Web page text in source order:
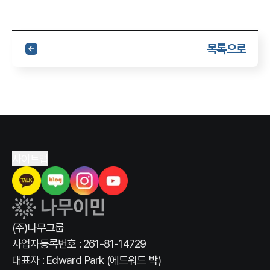
목록으로
(주)나무그룹
사업자등록번호 : 261-81-14729
대표자 : Edward Park (에드워드 박)